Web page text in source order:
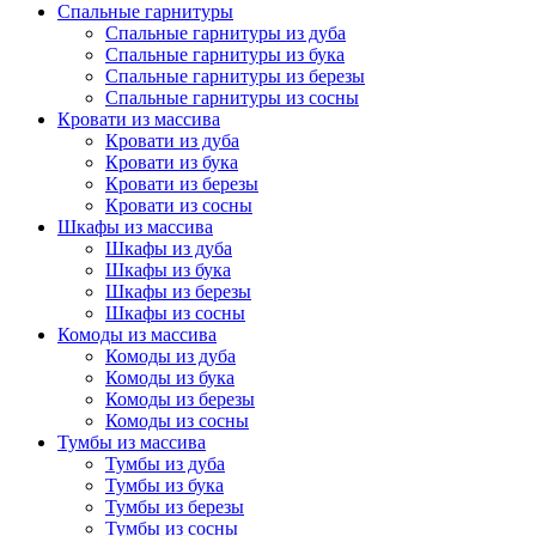
Спальные гарнитуры
Спальные гарнитуры из дуба
Спальные гарнитуры из бука
Спальные гарнитуры из березы
Спальные гарнитуры из сосны
Кровати из массива
Кровати из дуба
Кровати из бука
Кровати из березы
Кровати из сосны
Шкафы из массива
Шкафы из дуба
Шкафы из бука
Шкафы из березы
Шкафы из сосны
Комоды из массива
Комоды из дуба
Комоды из бука
Комоды из березы
Комоды из сосны
Тумбы из массива
Тумбы из дуба
Тумбы из бука
Тумбы из березы
Тумбы из сосны